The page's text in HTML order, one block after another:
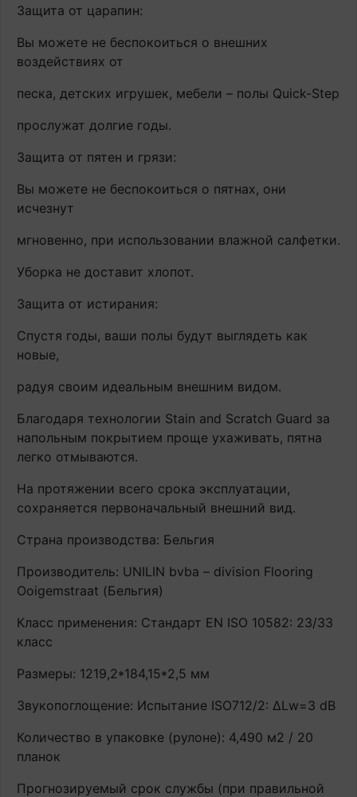
Защита от царапин:
Вы можете не беспокоиться о внешних
воздействиях от
песка, детских игрушек, мебели – полы Quick-Step
прослужат долгие годы.
Защита от пятен и грязи:
Вы можете не беспокоиться о пятнах, они
исчезнут
мгновенно, при использовании влажной салфетки.
Уборка не доставит хлопот.
Защита от истирания:
Спустя годы, ваши полы будут выглядеть как
новые,
радуя своим идеальным внешним видом.
Благодаря технологии Stain and Scratch Guard за
напольным покрытием проще ухаживать, пятна
легко отмываются.
На протяжении всего срока эксплуатации,
сохраняется первоначальный внешний вид.
Страна производства: Бельгия
Производитель: UNILIN bvba – division Flooring
Ooigemstraat (Бельгия)
Класс применения: Стандарт EN ISO 10582: 23/33
класс
Размеры: 1219,2*184,15*2,5 мм
Звукопоглощение: Испытание ISO712/2: ∆Lw=3 dB
Количество в упаковке (рулоне): 4,490 м2 / 20
планок
Прогнозируемый срок службы (при правильной